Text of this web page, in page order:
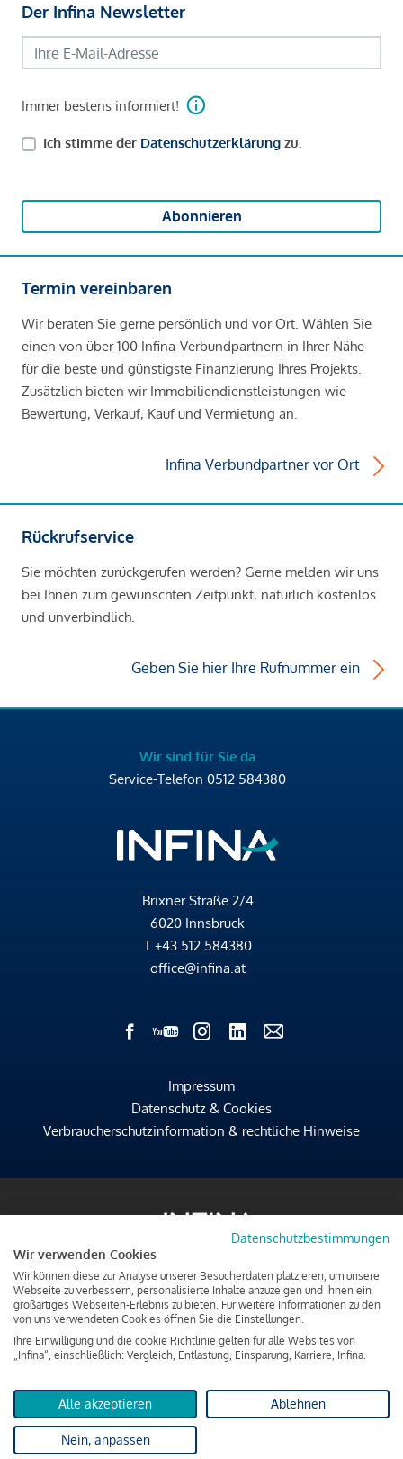
Der Infina Newsletter
Immer bestens informiert!
Ich stimme der Datenschutzerklärung zu.
Abonnieren
Termin vereinbaren
Wir beraten Sie gerne persönlich und vor Ort. Wählen Sie
einen von über 100 Infina-Verbundpartnern in Ihrer Nähe
für die beste und günstigste Finanzierung Ihres Projekts.
Zusätzlich bieten wir Immobiliendienstleistungen wie
Bewertung, Verkauf, Kauf und Vermietung an.
Infina Verbundpartner vor Ort
Rückrufservice
Sie möchten zurückgerufen werden? Gerne melden wir uns
bei Ihnen zum gewünschten Zeitpunkt, natürlich kostenlos
und unverbindlich.
Geben Sie hier Ihre Rufnummer ein
Wir sind für Sie da
Service-Telefon 0512 584380
Brixner Straße 2/4
6020 Innsbruck
T +43 512 584380
office@infina.at
Impressum
Datenschutz & Cookies
Verbraucherschutzinformation & rechtliche Hinweise
Datenschutzbestimmungen
Wir verwenden Cookies
Wir können diese zur Analyse unserer Besucherdaten platzieren, um unsere
Webseite zu verbessern, personalisierte Inhalte anzuzeigen und Ihnen ein
großartiges Webseiten-Erlebnis zu bieten. Für weitere Informationen zu den
von uns verwendeten Cookies öffnen Sie die Einstellungen.
Ihre Einwilligung und die cookie Richtlinie gelten für alle Websites von
„Infina“, einschließlich: Vergleich, Entlastung, Einsparung, Karriere, Infina.
Alle akzeptieren Ablehnen
Nein, anpassen